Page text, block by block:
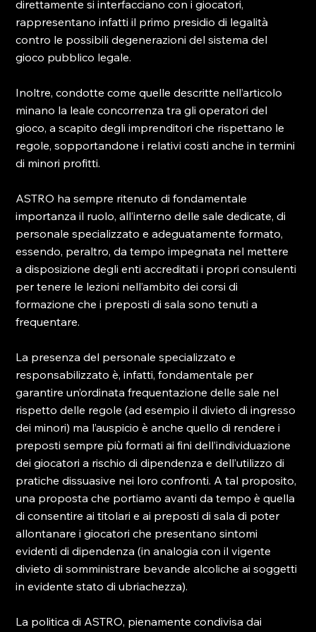
direttamente si interfacciano con i giocatori,
rappresentano infatti il primo presidio di legalità
contro le possibili degenerazioni del sistema del
gioco pubblico legale.
Inoltre, condotte come quelle descritte nell’articolo
minano la leale concorrenza tra gli operatori del
gioco, a scapito degli imprenditori che rispettano le
regole, sopportandone i relativi costi anche in termini
di minori profitti.
ASTRO ha sempre ritenuto di fondamentale
importanza il ruolo, all’interno delle sale dedicate, di
personale specializzato e adeguatamente formato,
essendo, peraltro, da tempo impegnata nel mettere
a disposizione degli enti accreditati i propri consulenti
per tenere le lezioni nell’ambito dei corsi di
formazione che i preposti di sala sono tenuti a
frequentare.
La presenza del personale specializzato e
responsabilizzato è, infatti, fondamentale per
garantire un’ordinata frequentazione delle sale nel
rispetto delle regole (ad esempio il divieto di ingresso
dei minori) ma l’auspicio è anche quello di rendere i
preposti sempre più formati ai fini dell’individuazione
dei giocatori a rischio di dipendenza e dell’utilizzo di
pratiche dissuasive nei loro confronti. A tal proposito,
una proposta che portiamo avanti da tempo è quella
di consentire ai titolari e ai preposti di sala di poter
allontanare i giocatori che presentano sintomi
evidenti di dipendenza (in analogia con il vigente
divieto di somministrare bevande alcoliche ai soggetti
in evidente stato di ubriachezza).
La politica di ASTRO, pienamente condivisa dai